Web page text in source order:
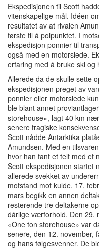
Ekspedisjonen til Scott
vitenskapelige mål. Idéen
resultatet av at rivalen
første til å polpunktet. I
ekspedisjon ponnier til
også med en motorslede.
erfaring med å bruke ski og
Allerede da de skulle sette
ekspedisjonen preget av
ponnier eller motorslede
ble blant annet
storehouse», lagt 40 km
senere tragiske
Scott nådde Antarktika
Amundsen. Med en
hvor han fant et telt med et
Scott ekspedisjonen startet
allerede svekket av
motstand mot kulde. 17.
mars begikk en annen
resterende tre deltakerne
dårlige værforhold. Den 29.
«One ton storehouse» var
senere, den 12. november,
og hans følgesvenner. De